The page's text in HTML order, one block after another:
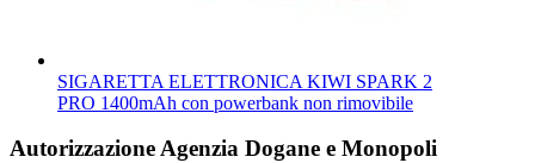
SIGARETTA ELETTRONICA KIWI SPARK 2
PRO 1400mAh con powerbank non rimovibile
Autorizzazione Agenzia Dogane e Monopoli